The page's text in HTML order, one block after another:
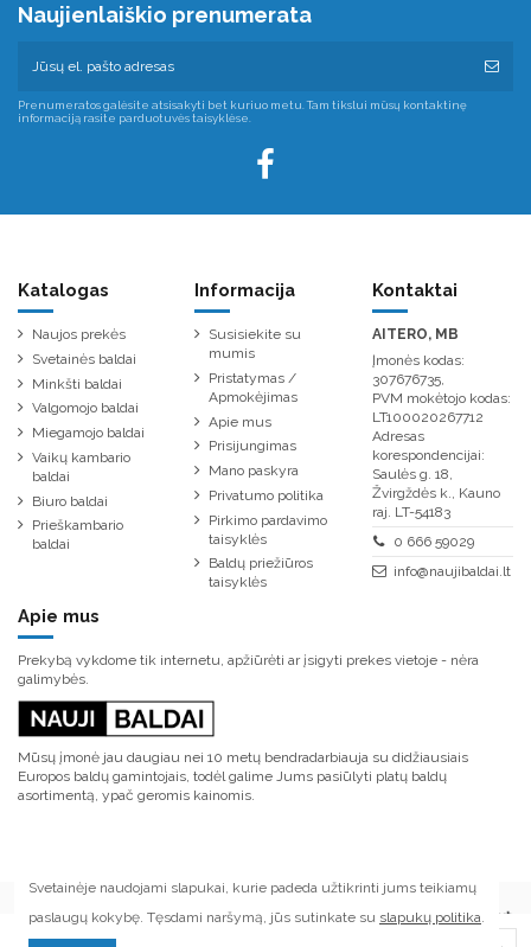
Naujienlaiškio prenumerata
Prenumeratos galėsite atsisakyti bet kuriuo metu. Tam tikslui mūsų kontaktinę
informaciją rasite parduotuvės taisyklėse.
Katalogas
Naujos prekės
Svetainės baldai
Minkšti baldai
Valgomojo baldai
Miegamojo baldai
Vaikų kambario
baldai
Biuro baldai
Prieškambario
baldai
Informacija
Susisiekite su
mumis
Pristatymas /
Apmokėjimas
Apie mus
Prisijungimas
Mano paskyra
Privatumo politika
Pirkimo pardavimo
taisyklės
Baldų priežiūros
taisyklės
Kontaktai
AITERO, MB
Įmonės kodas:
307676735,
PVM mokėtojo kodas:
LT100020267712
Adresas
korespondencijai:
Saulės g. 18,
Žvirgždės k., Kauno
raj. LT-54183
0 666 59029
info@naujibaldai.lt
Apie mus
Prekybą vykdome tik internetu, apžiūrėti ar įsigyti prekes vietoje - nėra
galimybės.
Mūsų įmonė jau daugiau nei 10 metų bendradarbiauja su didžiausiais
Europos baldų gamintojais, todėl galime Jums pasiūlyti platų baldų
asortimentą, ypač geromis kainomis.
Svetainėje naudojami slapukai, kurie padeda užtikrinti jums teikiamų
paslaugų kokybę. Tęsdami naršymą, jūs sutinkate su slapukų politika.